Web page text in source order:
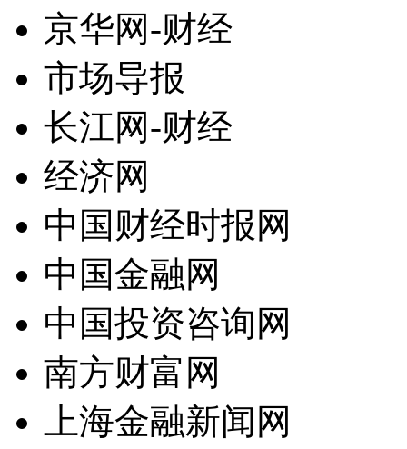
京华网-财经
市场导报
长江网-财经
经济网
中国财经时报网
中国金融网
中国投资咨询网
南方财富网
上海金融新闻网